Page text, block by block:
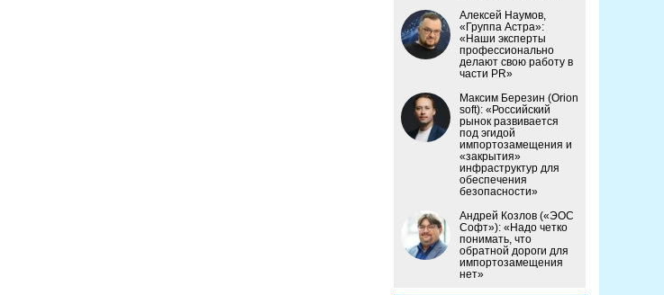
Алексей Наумов,
«Группа Астра»:
«Наши эксперты
профессионально
делают свою работу в
части PR»
Максим Березин (Orion
soft): «Российский
рынок развивается
под эгидой
импортозамещения и
«закрытия»
инфраструктур для
обеспечения
безопасности»
Андрей Козлов («ЭОС
Софт»): «Надо четко
понимать, что
обратной дороги для
импортозамещения
нет»